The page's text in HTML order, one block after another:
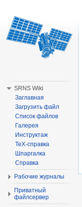
SRNS Wiki
Заглавная
Загрузить файл
Список файлов
Галерея
Инструктаж
TeX-справка
Шпаргалка
Справка
Рабочие журналы
Приватный
файлсервер